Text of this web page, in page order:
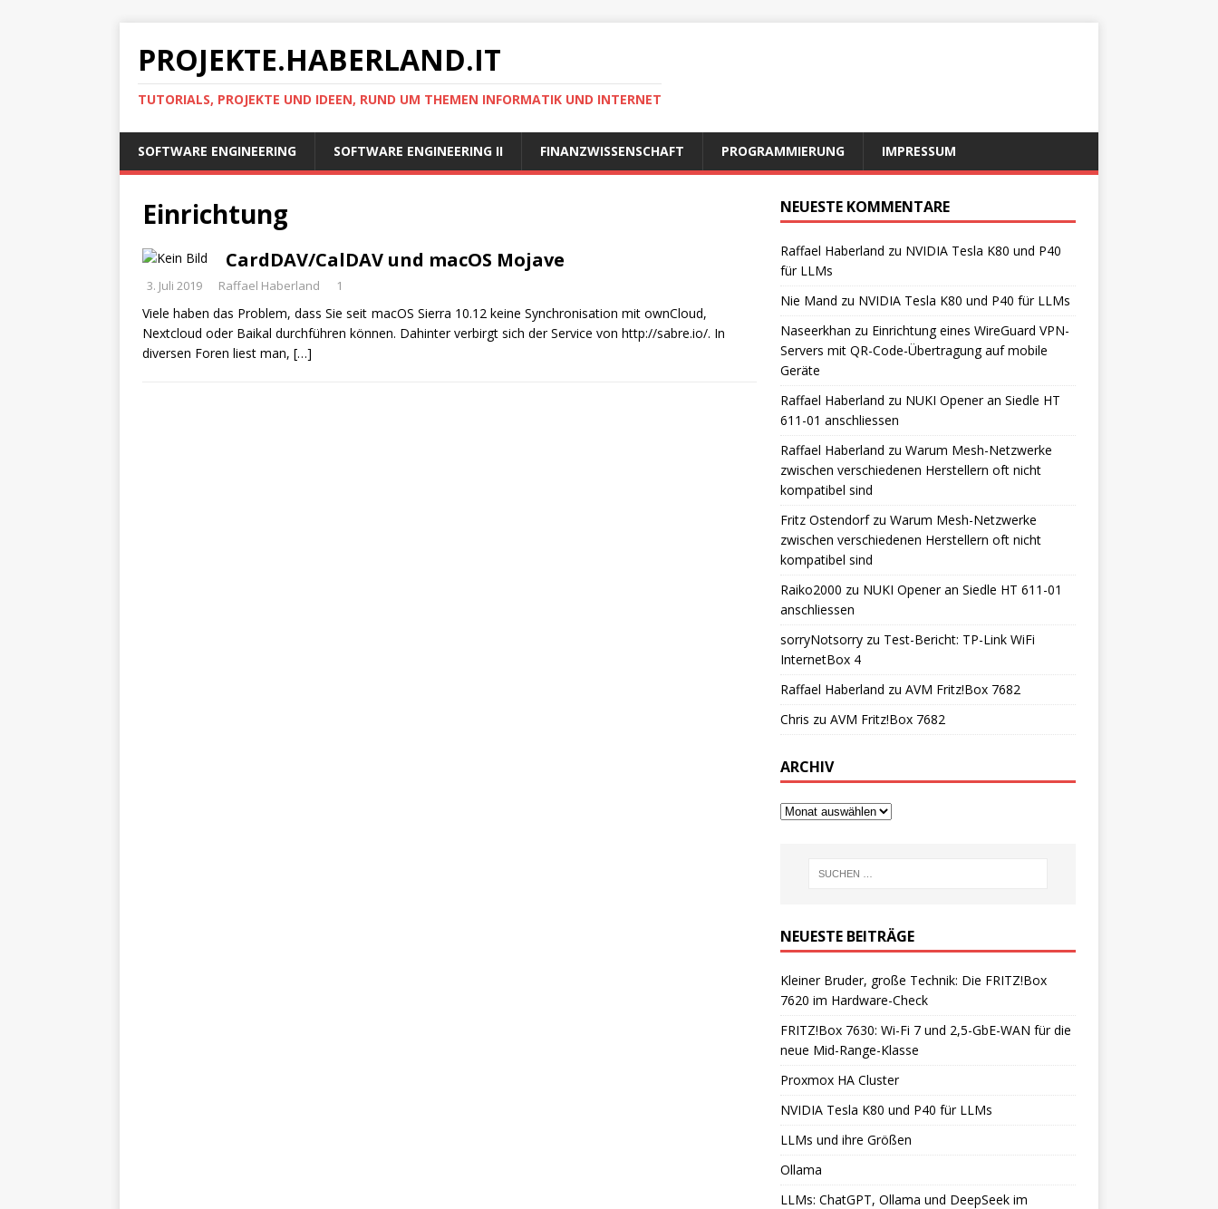
PROJEKTE.HABERLAND.IT
TUTORIALS, PROJEKTE UND IDEEN, RUND UM THEMEN INFORMATIK UND INTERNET
SOFTWARE ENGINEERING SOFTWARE ENGINEERING II FINANZWISSENSCHAFT PROGRAMMIERUNG IMPRESSUM
Einrichtung
CardDAV/CalDAV und macOS Mojave
3. Juli 2019 Raffael Haberland 1
Viele haben das Problem, dass Sie seit macOS Sierra 10.12 keine Synchronisation mit ownCloud,
Nextcloud oder Baikal durchführen können. Dahinter verbirgt sich der Service von http://sabre.io/. In
diversen Foren liest man, […]
NEUESTE KOMMENTARE
Raffael Haberland zu NVIDIA Tesla K80 und P40
für LLMs
Nie Mand zu NVIDIA Tesla K80 und P40 für LLMs
Naseerkhan zu Einrichtung eines WireGuard VPN-
Servers mit QR-Code-Übertragung auf mobile
Geräte
Raffael Haberland zu NUKI Opener an Siedle HT
611-01 anschliessen
Raffael Haberland zu Warum Mesh-Netzwerke
zwischen verschiedenen Herstellern oft nicht
kompatibel sind
Fritz Ostendorfzu Warum Mesh-Netzwerke
zwischen verschiedenen Herstellern oft nicht
kompatibel sind
Raiko2000 zu NUKI Opener an Siedle HT 611-01
anschliessen
sorryNotsorryzu Test-Bericht: TP-Link WiFi
InternetBox 4
Raffael Haberland zu AVM Fritz!Box 7682
Chris zu AVM Fritz!Box 7682
ARCHIV
NEUESTE BEITRÄGE
Kleiner Bruder, große Technik: Die FRITZ!Box
7620 im Hardware-Check
FRITZ!Box 7630: Wi-Fi 7 und 2,5-GbE-WAN für die
neue Mid-Range-Klasse
Proxmox HA Cluster
NVIDIA Tesla K80 und P40 für LLMs
LLMs und ihre Größen
Ollama
LLMs: ChatGPT, Ollama und DeepSeek im